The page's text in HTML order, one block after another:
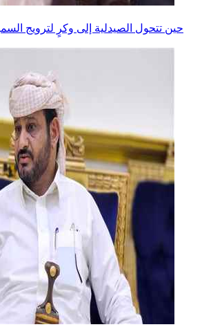
حين تتحول الصيدلية إلى وكرٍ لترويج